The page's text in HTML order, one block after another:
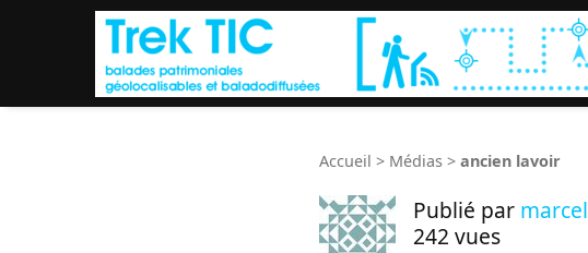
Accueil > Médias > ancien lavoir
Publié par marcel
242 vues